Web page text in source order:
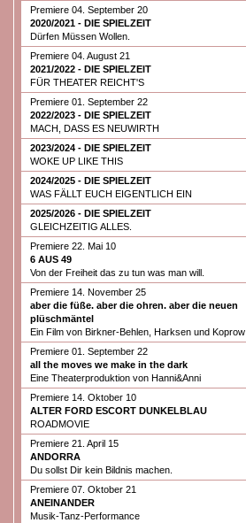
Premiere 04. September 20
2020/2021 - DIE SPIELZEIT
Dürfen Müssen Wollen.
Premiere 04. August 21
2021/2022 - DIE SPIELZEIT
FÜR THEATER REICHT'S
Premiere 01. September 22
2022/2023 - DIE SPIELZEIT
MACH, DASS ES NEUWIRTH
2023/2024 - DIE SPIELZEIT
WOKE UP LIKE THIS
2024/2025 - DIE SPIELZEIT
WAS FÄLLT EUCH EIGENTLICH EIN
2025/2026 - DIE SPIELZEIT
GLEICHZEITIG ALLES.
Premiere 22. Mai 10
6 AUS 49
Von der Freiheit das zu tun was man will.
Premiere 14. November 25
aber die füße. aber die ohren. aber die neuen
plüschmäntel
Ein Film von Birkner-Behlen, Harksen und Koprow
Premiere 01. September 22
all the moves we make in the dark
Eine Theaterproduktion von Hanni&Anni
Premiere 14. Oktober 10
ALTER FORD ESCORT DUNKELBLAU
ROADMOVIE
Premiere 21. April 15
ANDORRA
Du sollst Dir kein Bildnis machen.
Premiere 07. Oktober 21
ANEINANDER
Musik-Tanz-Performance